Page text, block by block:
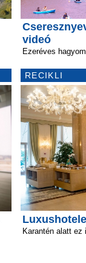
videó
Ezeréves
RECIKLI
Karantén alatt ez